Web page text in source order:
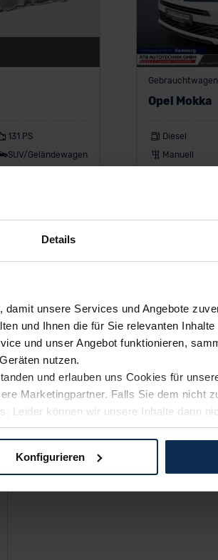
Details
damit unsere Services und Angebote
und Ihnen die für Sie relevanten
und unser Angebot funktionieren,
nutzen.
und erlauben uns Cookies für
Marketingpartner. Falls Sie dem nicht
Leider können wir unsere Inhalte dann
unterstützen. Sie können die
zu übermitteln oder dort verarbeiten zu
dies ausschließlich auf der
(Art. 45 Abs. 1 DSGVO), von
freiwillig erteilen. Nähere
Konfigurieren
131 PS
SUV/Geländewagen
Gebrauchtwagen
Opel Mokka
Diesel
Manuell
ab184